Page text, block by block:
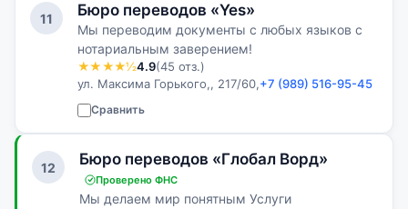
11 Бюро переводов «Yes»
Мы переводим документы с любых языков с
нотариальным заверением!
★★★★½4.9(45 отз.)
ул. Максима Горького,, 217/60,+7 (989) 516-95-45
Сравнить
12 Бюро переводов «Глобал Ворд»
Проверено ФНС
Мы делаем мир понятным Услуги